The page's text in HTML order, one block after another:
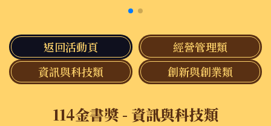
返回活動頁
經營管理類
資訊與科技類
創新與創業類
114金書獎 - 資訊與科技類